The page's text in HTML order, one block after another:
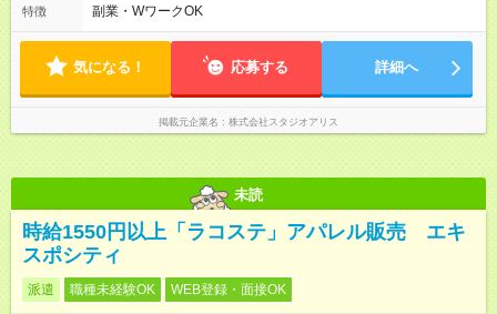
特徴 副業・WワークOK
気になる！ 応募する 詳細へ
掲載元企業名 株式会社スタジオアリス
未読
時給1550円以上「ラコステ」アパレル販売 エキ
スポシティ
派遣 職種未経験OK WEB登録・面接OK